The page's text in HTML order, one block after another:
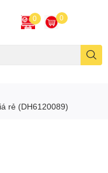
0 0
rẻ (DH6120089)